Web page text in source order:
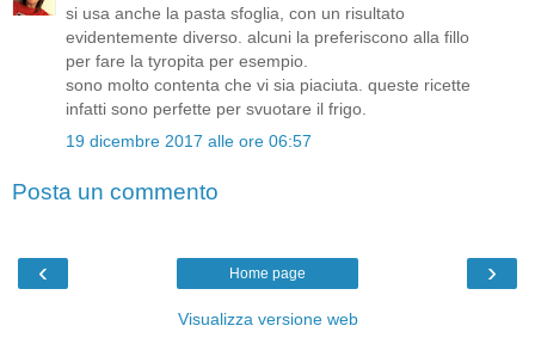
si usa anche la pasta sfoglia, con un risultato
evidentemente diverso. alcuni la preferiscono alla fillo
per fare la tyropita per esempio.
sono molto contenta che vi sia piaciuta. queste ricette
infatti sono perfette per svuotare il frigo.
19 dicembre 2017 alle ore 06:57
Posta un commento
‹ ›
Home page
Visualizza versione web